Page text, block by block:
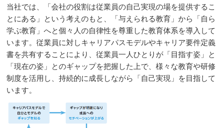
当社では、「会社の役割は従業員の自己実現の場を提供するこ
とにある」という考えのもと、「与えられる教育」から「自ら
学ぶ教育」へと個々人の自律性を尊重した教育体系を導入して
います。従業員に対しキャリアパスモデルやキャリア要件定義
書を共有することにより、従業員一人ひとりが「目指す姿」と
「現在の姿」とのギャップを把握した上で、様々な教育や研修
制度を活用し、持続的に成長しながら「自己実現」を目指して
います。